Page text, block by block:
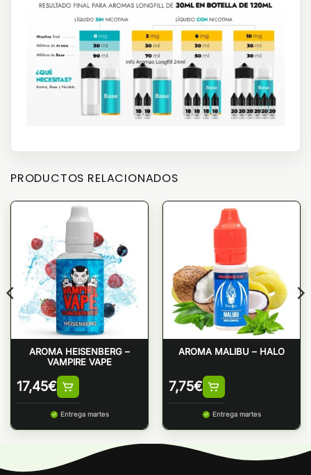
PRODUCTOS RELACIONADOS
AROMA HEISENBERG –
VAMPIRE VAPE
17,45€
Entrega martes
AROMA MALIBU – HALO
7,75€
Entrega martes